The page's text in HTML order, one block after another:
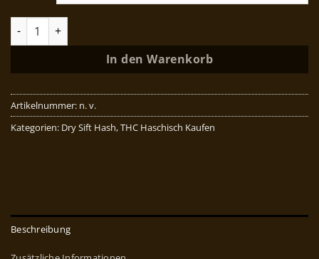
Nepalese Hash Menge
In den Warenkorb
Artikelnummer: n. v.
Kategorien: Dry Sift Hash,THC Haschisch Kaufen
Beschreibung